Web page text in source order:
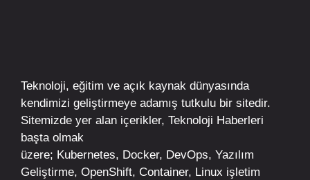
Teknoloji, eğitim ve açık kaynak dünyasında
kendimizi geliştirmeye adamış tutkulu bir sitedir.
Sitemizde yer alan içerikler, Teknoloji Haberleri
başta olmak
üzere; Kubernetes, Docker, DevOps, Yazılım
Geliştirme, OpenShift, Container, Linux işletim